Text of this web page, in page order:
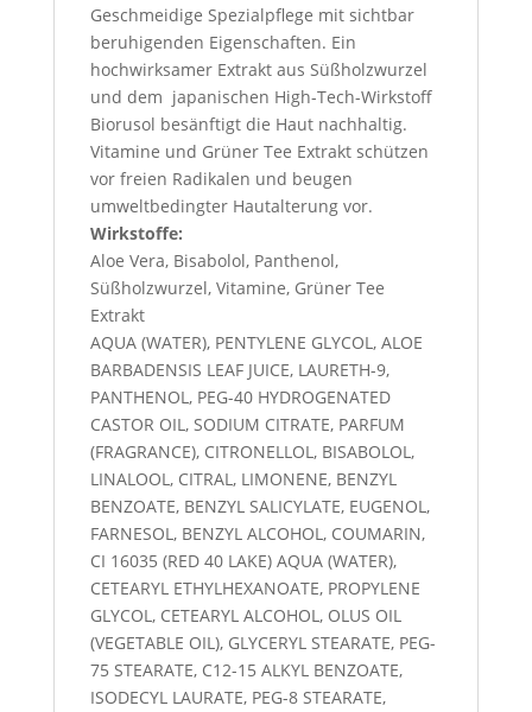
Geschmeidige Spezialpflege mit sichtbar
beruhigenden Eigenschaften. Ein
hochwirksamer Extrakt aus Süßholzwurzel
und dem japanischen High-Tech-Wirkstoff
Biorusol besänftigt die Haut nachhaltig.
Vitamine und Grüner Tee Extrakt schützen
vor freien Radikalen und beugen
umweltbedingter Hautalterung vor.
Wirkstoffe:
Aloe Vera, Bisabolol, Panthenol,
Süßholzwurzel, Vitamine, Grüner Tee
Extrakt
AQUA (WATER), PENTYLENE GLYCOL, ALOE
BARBADENSIS LEAF JUICE, LAURETH-9,
PANTHENOL, PEG-40 HYDROGENATED
CASTOR OIL, SODIUM CITRATE, PARFUM
(FRAGRANCE), CITRONELLOL, BISABOLOL,
LINALOOL, CITRAL, LIMONENE, BENZYL
BENZOATE, BENZYL SALICYLATE, EUGENOL,
FARNESOL, BENZYL ALCOHOL, COUMARIN,
CI 16035 (RED 40 LAKE) AQUA (WATER),
CETEARYL ETHYLHEXANOATE, PROPYLENE
GLYCOL, CETEARYL ALCOHOL, OLUS OIL
(VEGETABLE OIL), GLYCERYL STEARATE, PEG-
75 STEARATE, C12-15 ALKYL BENZOATE,
ISODECYL LAURATE, PEG-8 STEARATE,